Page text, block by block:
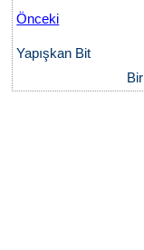
Önceki
Yapışkan Bit
Bir